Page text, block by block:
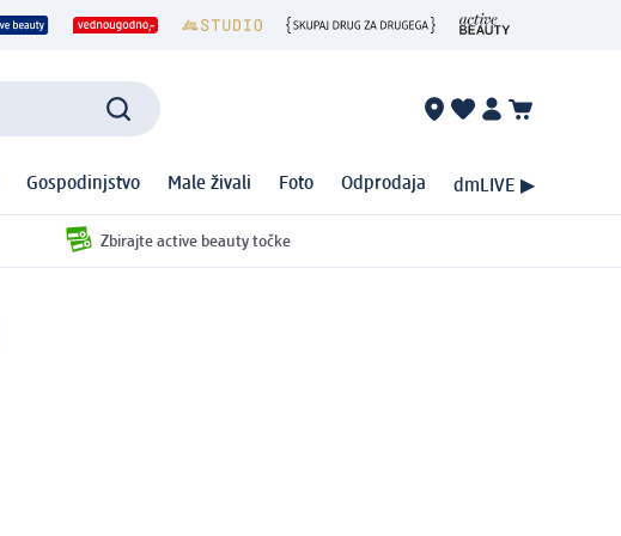
Gospodinjstvo Male živali Foto Odprodaja dmLIVE ▶
Zbirajte active beauty točke